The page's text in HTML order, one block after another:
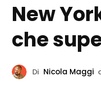
New
che
Di Nicola Maggi